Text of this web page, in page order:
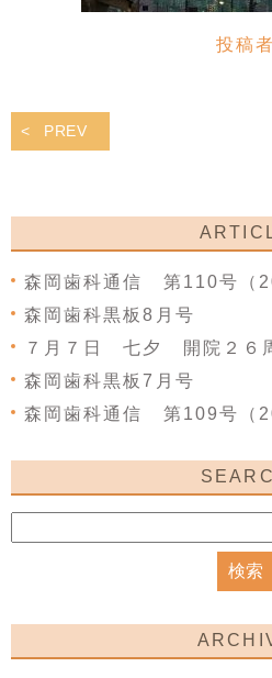
投稿
PREV
森岡歯科通信 第110号（
森岡歯科黒板8月号
７月７日 七夕 開院２６
森岡歯科黒板7月号
森岡歯科通信 第109号（